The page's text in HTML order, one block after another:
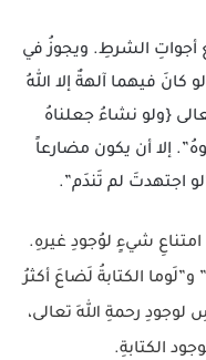
أجواتِ الشرطِ. ويجوزُ في
كانَ فيهما آلهةٌ إلا اللهُ
{ولو نشاءُ جعلناهُ
إلا أن يكون مضارعاً
اجتهدتَ لم تَندَم”.
شيءٍ لوُجودِ غيرهِ.
الكتابةُ لَضاعَ أكثرُ
لوجودِ رحمةِ اللهِ تعالى،
الكتابةِ.